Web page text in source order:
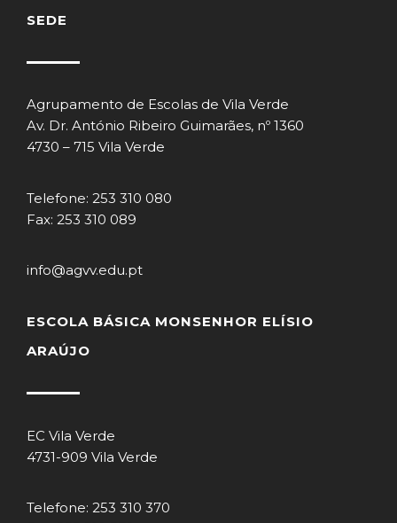
SEDE
Agrupamento de Escolas de Vila Verde
Av. Dr. António Ribeiro Guimarães, nº 1360
4730 – 715 Vila Verde
Telefone: 253 310 080
Fax: 253 310 089
info@agvv.edu.pt
ESCOLA BÁSICA MONSENHOR ELÍSIO
ARAÚJO
EC Vila Verde
4731-909 Vila Verde
Telefone: 253 310 370